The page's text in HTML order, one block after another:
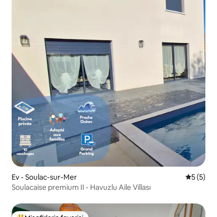
Ev - Soulac-sur-Mer 55 (5)
Soulacaise premium II - Havuzlu Aile Villası